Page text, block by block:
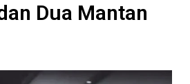
Dua Mantan